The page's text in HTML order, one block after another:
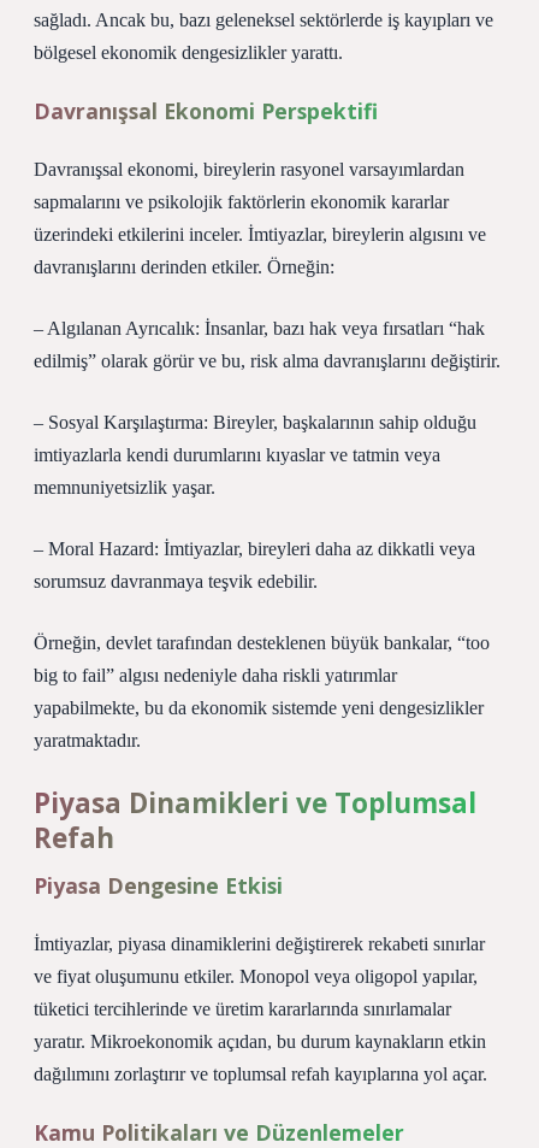
sağladı. Ancak bu, bazı geleneksel sektörlerde iş kayıpları ve
bölgesel ekonomik dengesizlikler yarattı.
Davranışsal Ekonomi Perspektifi
Davranışsal ekonomi, bireylerin rasyonel varsayımlardan
sapmalarını ve psikolojik faktörlerin ekonomik kararlar
üzerindeki etkilerini inceler. İmtiyazlar, bireylerin algısını ve
davranışlarını derinden etkiler. Örneğin:
– Algılanan Ayrıcalık: İnsanlar, bazı hak veya fırsatları “hak
edilmiş” olarak görür ve bu, risk alma davranışlarını değiştirir.
– Sosyal Karşılaştırma: Bireyler, başkalarının sahip olduğu
imtiyazlarla kendi durumlarını kıyaslar ve tatmin veya
memnuniyetsizlik yaşar.
– Moral Hazard: İmtiyazlar, bireyleri daha az dikkatli veya
sorumsuz davranmaya teşvik edebilir.
Örneğin, devlet tarafından desteklenen büyük bankalar, “too
big to fail” algısı nedeniyle daha riskli yatırımlar
yapabilmekte, bu da ekonomik sistemde yeni dengesizlikler
yaratmaktadır.
Piyasa Dinamikleri ve Toplumsal
Refah
Piyasa Dengesine Etkisi
İmtiyazlar, piyasa dinamiklerini değiştirerek rekabeti sınırlar
ve fiyat oluşumunu etkiler. Monopol veya oligopol yapılar,
tüketici tercihlerinde ve üretim kararlarında sınırlamalar
yaratır. Mikroekonomik açıdan, bu durum kaynakların etkin
dağılımını zorlaştırır ve toplumsal refah kayıplarına yol açar.
Kamu Politikaları ve Düzenlemeler